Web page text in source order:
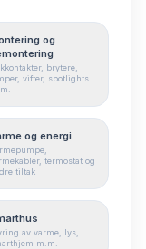
og
brytere,
vifter, spotlights
og energi
termostat og
tiltak
av varme, lys,
m.m.